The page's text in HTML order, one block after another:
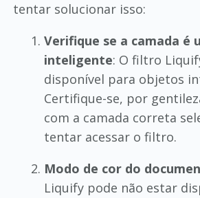
tentar solucionar isso:
Verifique se a camada é
inteligente: O filtro
disponível para objetos
Certifique-se, por
com a camada correta
tentar acessar o filtro.
Modo de cor do
Liquify pode não estar